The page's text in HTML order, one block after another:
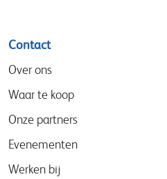
Contact
Over ons
Waar te koop
Onze partners
Evenementen
Werken bij